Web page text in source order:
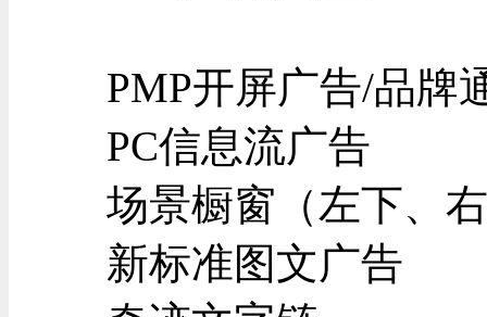
PMP开屏广告/品牌
PC信息流广告
场景橱窗（左下、
新标准图文广告